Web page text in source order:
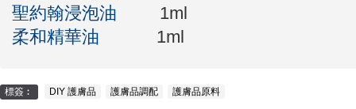
聖約翰浸泡油
1ml
柔和精華油 1ml
標簽︰ DIY 護膚品 護膚品調配 護膚品原料